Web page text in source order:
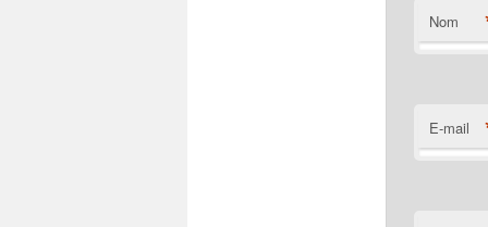
Nom
E-mail